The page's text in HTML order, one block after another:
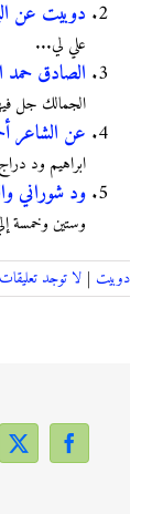
دوبيت عن
علي لي...
الصادق حمد
ﺍﻟﺠﻤﺎﻟﻚ ﺟﻞ
عن الشاعر
ﺍﺑﺮﺍﻫﻴﻢ ﻭﺩ
ود شوراني
وستين وخمسة
دوبيت | لا توجد تعليقات
Facebook
X